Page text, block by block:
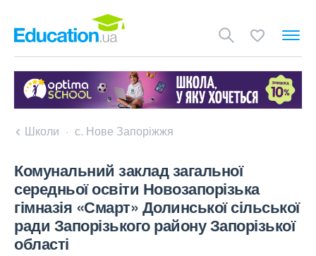
Школи с. Нове Запоріжжя
Комунальний заклад загальної
середньої освіти Новозапорізька
гімназія «Смарт» Долинської сільської
ради Запорізького району Запорізької
області